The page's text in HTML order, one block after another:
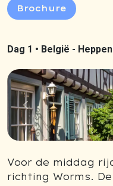
Brochure
Dag 1 • België -
Previous
Voor de middag
richting Worms.